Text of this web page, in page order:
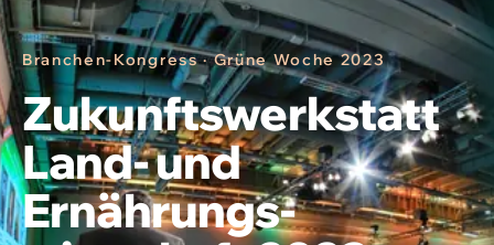
Branchen-Kongress · Grüne Woche 2023
Zukunfts­werkstatt
Land- und
Ernährungs­